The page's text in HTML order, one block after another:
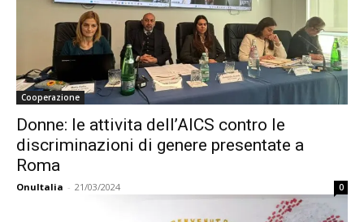
Cooperazione
Donne: le attivita dell’AICS contro le
discriminazioni di genere presentate a
Roma
OnuItalia - 21/03/2024 0